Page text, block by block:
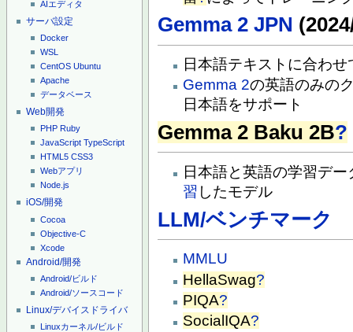
AIエディタ
サーバ設定
Docker
WSL
CentOS Ubuntu
Apache
データベース
Web開発
PHP Ruby
JavaScript TypeScript
HTML5 CSS3
Webアプリ
Node.js
iOS/開発
Cocoa
Objective-C
Xcode
Android/開発
Android/ビルド
Android/ソースコード
Linux/デバイスドライバ
Linuxカーネル/ビルド
Gemma 2 JPN
日本語テキストに合わ
Gemma 2の英語のみの
日本語をサポート
Gemma 2 Baku 2B?
日本語と英語の学習デ
習 したモデル
LLM/ベンチマーク
MMLU
HellaSwag?
PIQA?
SocialIQA?